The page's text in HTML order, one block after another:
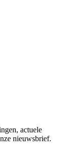
actuele
nieuwsbrief.